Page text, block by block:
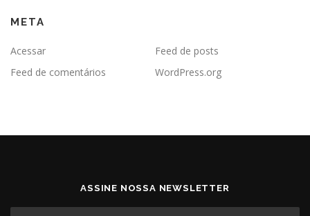
META
Acessar
Feed de posts
Feed de comentários
WordPress.org
ASSINE NOSSA NEWSLETTER